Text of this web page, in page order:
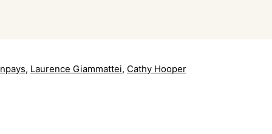
, Laurence Giammattei, Cathy Hooper